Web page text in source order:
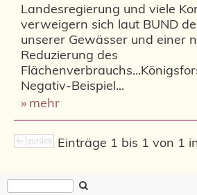
Landesregierung und viele
verweigern sich laut BUND
unserer Gewässer und einer
Reduzierung des
Negativ-Beispiel...
mehr
Einträge 1 bis 1 von 1